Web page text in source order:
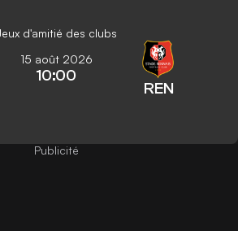
d'amitié des clubs
15 août 2026
10:00
REN
Publicité